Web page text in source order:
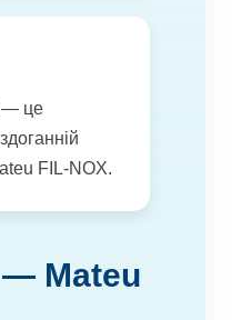
— це
FIL-NOX.
Mateu